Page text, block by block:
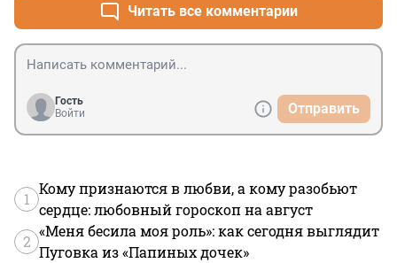
Читать все комментарии
Гость
Войти
Отправить
1
Кому признаются в любви, а кому разобьют
сердце: любовный гороскоп на август
2
«Меня бесила моя роль»: как сегодня выглядит
Пуговка из «Папиных дочек»